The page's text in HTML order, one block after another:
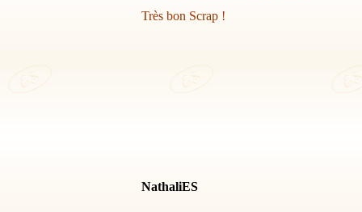
Très bon Scrap !
NathaliES